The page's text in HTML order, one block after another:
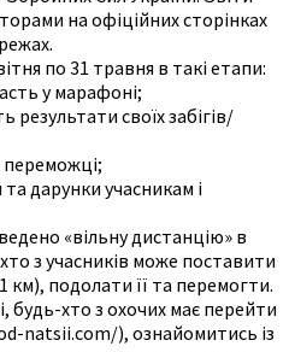
на офіційних сторінках
по 31 травня в такі етапи:
у марафоні;
результати своїх забігів/
переможці;
дарунки учасникам і
«вільну дистанцію» в
хто з учасників може поставити
км), подолати її та перемогти.
будь-хто з охочих має перейти
natsii.com/), ознайомитись із